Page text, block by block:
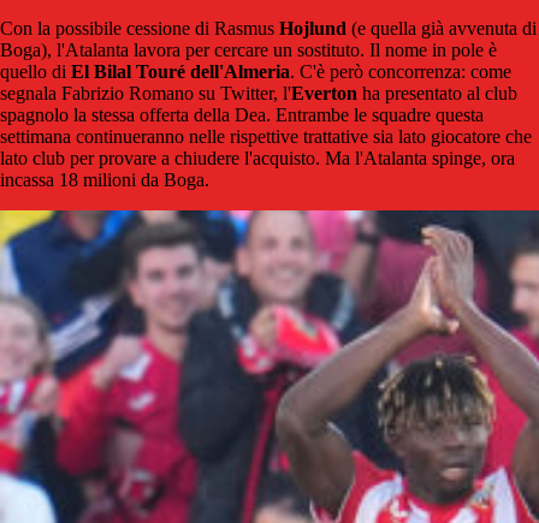
Con la possibile cessione di Rasmus Hojlund (e quella già avvenuta di
Boga), l'Atalanta lavora per cercare un sostituto. Il nome in pole è
quello di El Bilal Touré dell'Almeria. C'è però concorrenza: come
segnala Fabrizio Romano su Twitter, l'Everton ha presentato al club
spagnolo la stessa offerta della Dea. Entrambe le squadre questa
settimana continueranno nelle rispettive trattative sia lato giocatore che
lato club per provare a chiudere l'acquisto. Ma l'Atalanta spinge, ora
incassa 18 milioni da Boga.